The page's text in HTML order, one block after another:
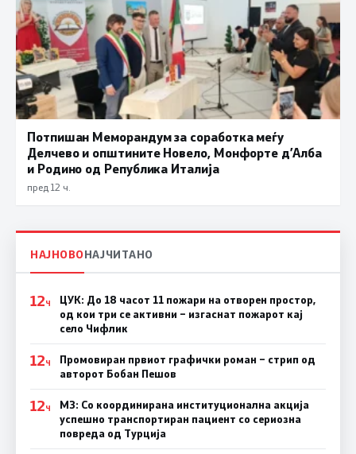
Потпишан Меморандум за соработка меѓу
Делчево и општините Новело, Монфорте д’Алба
и Родино од Република Италија
пред 12 ч.
НАЈНОВОНАЈЧИТАНО
12Ч
ЦУК: До 18 часот 11 пожари на отворен простор,
од кои три се активни – изгаснат пожарот кај
село Чифлик
12Ч
Промовиран првиот графички роман – стрип од
авторот Бобан Пешов
12Ч
МЗ: Со координирана институционална акција
успешно транспортиран пациент со сериозна
повреда од Турција